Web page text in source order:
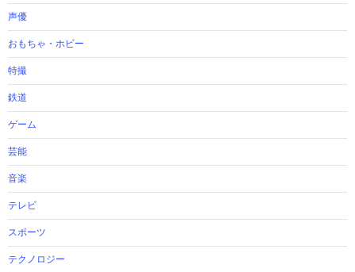
声優
おもちゃ・ホビー
特撮
鉄道
ゲーム
芸能
音楽
テレビ
スポーツ
テクノロジー